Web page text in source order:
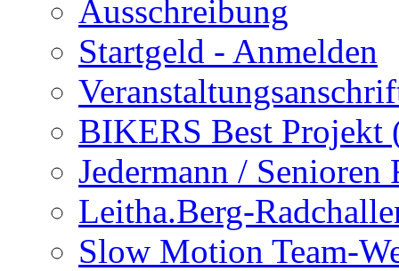
Ausschreibung
Startgeld - Anmelden
BIKERS Best Projekt
Jedermann / Senioren
Leitha.Berg-
Slow Motion Team-